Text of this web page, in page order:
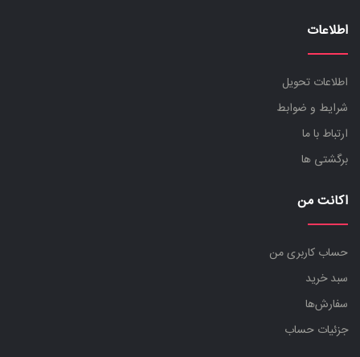
اطلاعات
اطلاعات تحویل
شرایط و ضوابط
ارتباط با ما
برگشتی ها
اکانت من
حساب کاربری من
سبد خرید
سفارش‌ها
جزئیات حساب